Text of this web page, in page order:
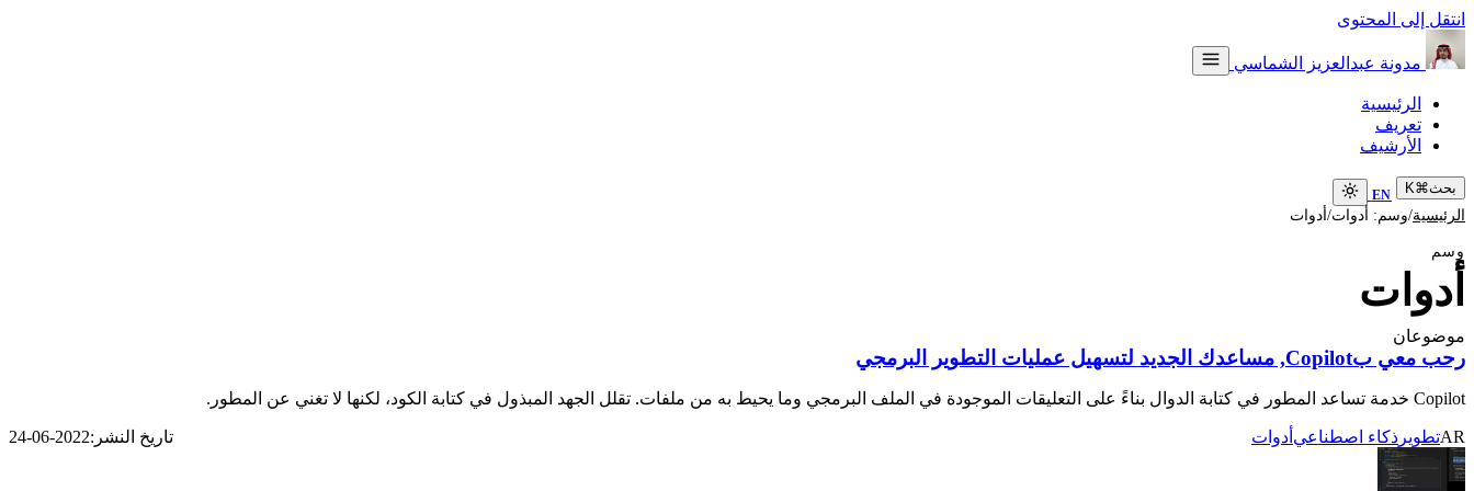
انتقل إلى المحتوى
مدونة عبدالعزيز الشماسي
الرئيسية
تعريف
الأرشيف
بحث⌘
K
EN
الرئيسية/وسم: أدوات/ أدوات
وسم
أدوات
موضوعان
رحب معي بCopilot, مساعدك الجديد لتسهيل عمليات التطوير البرمجي
Copilot خدمة تساعد المطور في كتابة الدوال بناءً على التعليقات الموجودة في الملف البرمجي وما يحيط به من ملفات. تقلل الجهد المبذول في كتابة الكود، لكنها لا تغني عن المطور.
ARتطوير ذكاء اصطناعي أدوات تاريخ النشر:2022-06-24